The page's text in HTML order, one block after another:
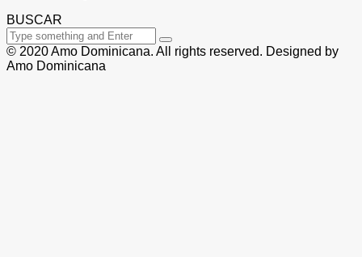
BUSCAR
© 2020 Amo Dominicana. All rights reserved. Designed by
Amo Dominicana